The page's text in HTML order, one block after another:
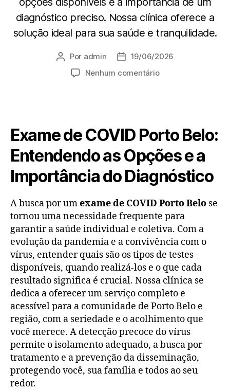
diagnóstico preciso. Nossa clínica oferece a
solução ideal para sua saúde e tranquilidade.
Por admin
19/06/2026
Nenhum comentário
Exame de COVID Porto Belo:
Entendendo as Opções e a
Importância do Diagnóstico
A busca por umexame de COVID Porto Belo se
tornou uma necessidade frequente para
garantir a saúde individual e coletiva. Com a
evolução da pandemia e a convivência com o
vírus, entender quais são os tipos de testes
disponíveis, quando realizá-los e o que cada
resultado significa é crucial. Nossa clínica se
dedica a oferecer um serviço completo e
acessível para a comunidade de Porto Belo e
região, com a seriedade e o acolhimento que
você merece. A detecção precoce do vírus
permite o isolamento adequado, a busca por
tratamento e a prevenção da disseminação,
protegendo você, sua família e todos ao seu
redor.